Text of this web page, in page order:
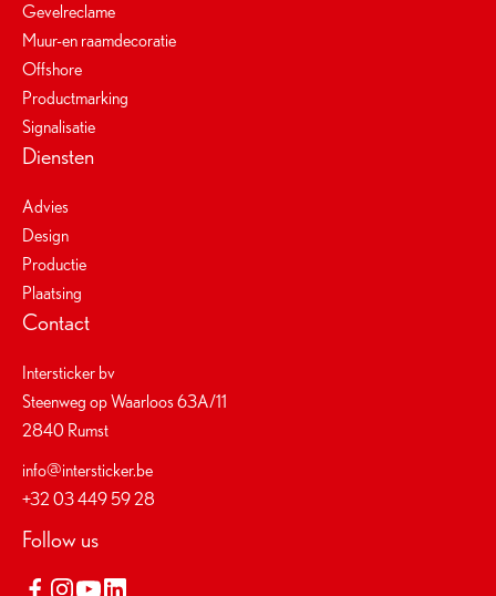
Gevelreclame
Muur-en raamdecoratie
Offshore
Productmarking
Signalisatie
Diensten
Advies
Design
Productie
Plaatsing
Contact
Intersticker bv
Steenweg op Waarloos 63A/11
2840 Rumst
info@intersticker.be
+32 03 449 59 28
Follow us